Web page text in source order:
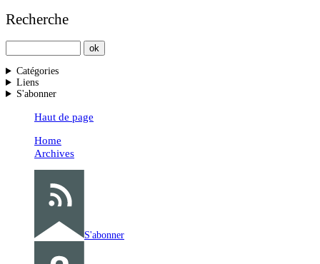
Recherche
Catégories
Liens
S'abonner
Haut de page
Home
Archives
S'abonner